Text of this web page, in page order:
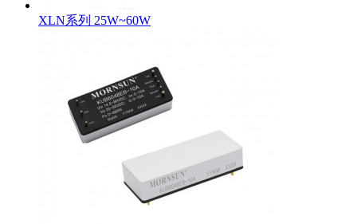
XLN系列 25W~60W